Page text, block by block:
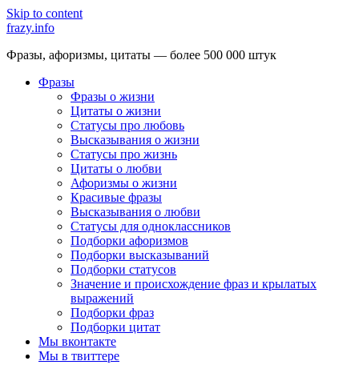
Skip to content
frazy.info
Фразы, афоризмы, цитаты — более 500 000 штук
Фразы
Фразы о жизни
Цитаты о жизни
Статусы про любовь
Высказывания о жизни
Статусы про жизнь
Цитаты о любви
Афоризмы о жизни
Красивые фразы
Высказывания о любви
Статусы для одноклассников
Подборки афоризмов
Подборки высказываний
Подборки статусов
Значение и происхождение фраз и крылатых
выражений
Подборки фраз
Подборки цитат
Мы вконтакте
Мы в твиттере